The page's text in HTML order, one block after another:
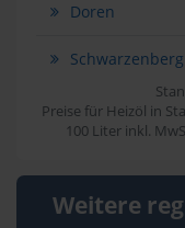
Doren
Schwarzenberg
Preise für Heizöl in
100 Liter inkl.
Weitere